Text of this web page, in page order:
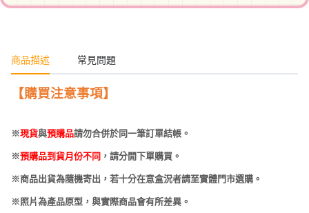
商品描述 常見問題
【購買注意事項】
※現貨與預購品請勿合併於同一筆訂單結帳。
※預購品到貨月份不同 ，請分開下單購買。
※商品出貨為隨機寄出，若十分在意盒況者請至實體門市選購。
※照片為產品原型，與實際商品會有所差異。